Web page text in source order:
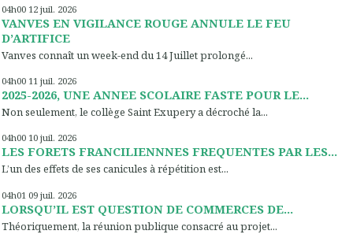
04h00 12 juil. 2026
VANVES EN VIGILANCE ROUGE ANNULE LE FEU
D’ARTIFICE
Vanves connaît un week-end du 14 Juillet prolongé...
04h00 11 juil. 2026
2025-2026, UNE ANNEE SCOLAIRE FASTE POUR LE...
Non seulement, le collège Saint Exupery a décroché la...
04h00 10 juil. 2026
LES FORETS FRANCILIENNNES FREQUENTES PAR LES...
L’un des effets de ses canicules à répétition est...
04h01 09 juil. 2026
LORSQU’IL EST QUESTION DE COMMERCES DE...
Théoriquement, la réunion publique consacré au projet...